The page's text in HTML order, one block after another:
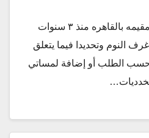
انا اسمي نينا سماره أردنيه مقيمه بالقاهره منذ ٣ سنوات
النوم وتحديدا فيما يتعلق
حسب الطلب أو إضافة لمساتي